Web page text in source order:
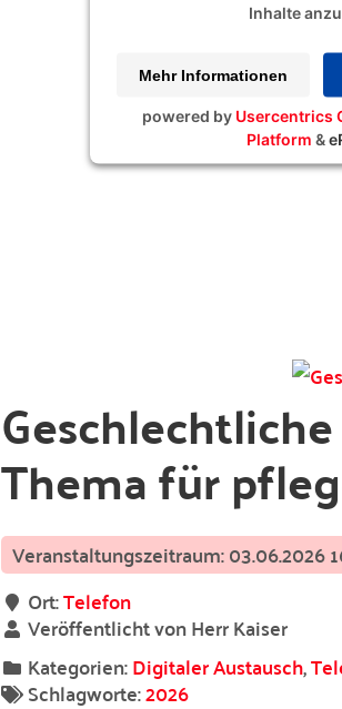
Inhalte
Mehr Informationen
powered by Usercentrics
Platform &
Thema für
03.06.2026
Ort:Telefon
Veröffentlicht von Herr Kaiser
Kategorien:Digitaler Austausch,
Schlagworte:2026